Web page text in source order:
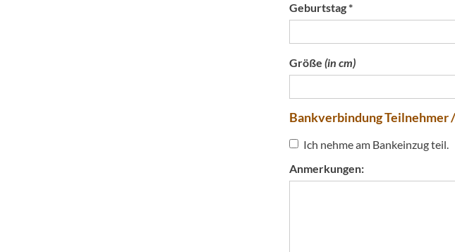
Geburtstag *
Größe (in cm)
Bankverbindung Teilnehmer
Ich nehme am Bankeinzug teil.
Anmerkungen: